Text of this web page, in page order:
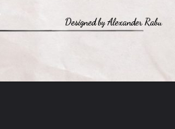
Designed by Alexander Rabu